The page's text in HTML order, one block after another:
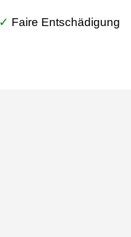
✓ Faire Entschädigung